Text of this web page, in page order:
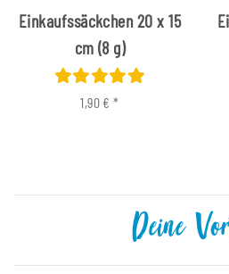
Einkaufssäckchen 20 x 15
cm (8 g)
1,90 €*
Deine